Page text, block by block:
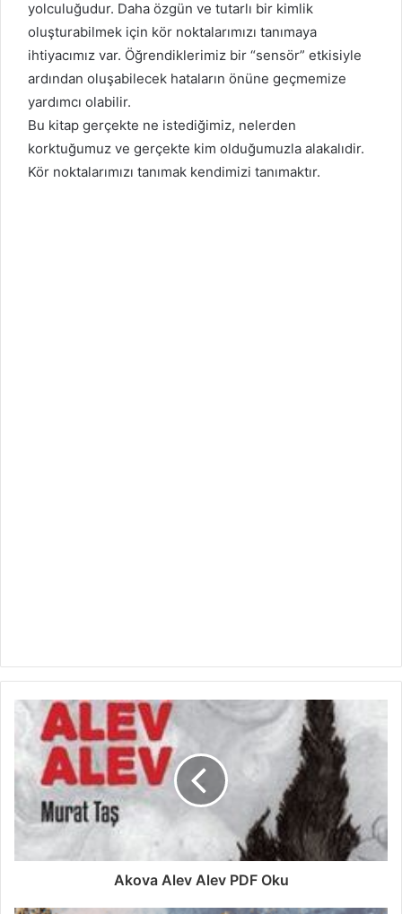
yolculuğudur. Daha özgün ve tutarlı bir kimlik
oluşturabilmek için kör noktalarımızı tanımaya
ihtiyacımız var. Öğrendiklerimiz bir “sensör” etkisiyle
ardından oluşabilecek hataların önüne geçmemize
yardımcı olabilir.
Bu kitap gerçekte ne istediğimiz, nelerden
korktuğumuz ve gerçekte kim olduğumuzla alakalıdir.
Kör noktalarımızı tanımak kendimizi tanımaktır.
Akova Alev Alev PDF Oku